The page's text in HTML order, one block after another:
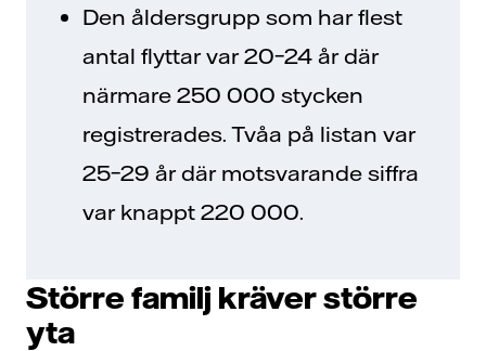
Den åldersgrupp som har flest
antal flyttar var 20–24 år där
närmare 250 000 stycken
registrerades. Tvåa på listan var
25–29 år där motsvarande siffra
var knappt 220 000.
Större familj kräver större
yta